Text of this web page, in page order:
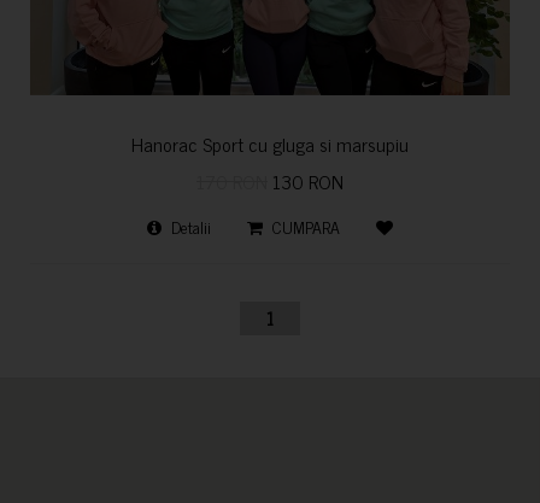
Hanorac Sport cu gluga si marsupiu
130 RON
Detalii CUMPARA
1